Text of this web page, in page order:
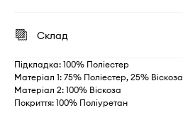
Склад
Підкладка: 100% Поліестер
Матеріал 1: 75% Поліестер, 25% Віскоза
Матеріал 2: 100% Віскоза
Покриття: 100% Поліуретан